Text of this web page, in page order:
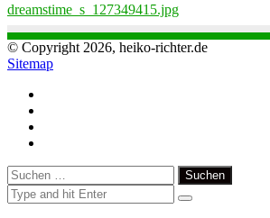
dreamstime_s_127349415.jpg
© Copyright 2026, heiko-richter.de
Sitemap
Close
Suchen
nach: